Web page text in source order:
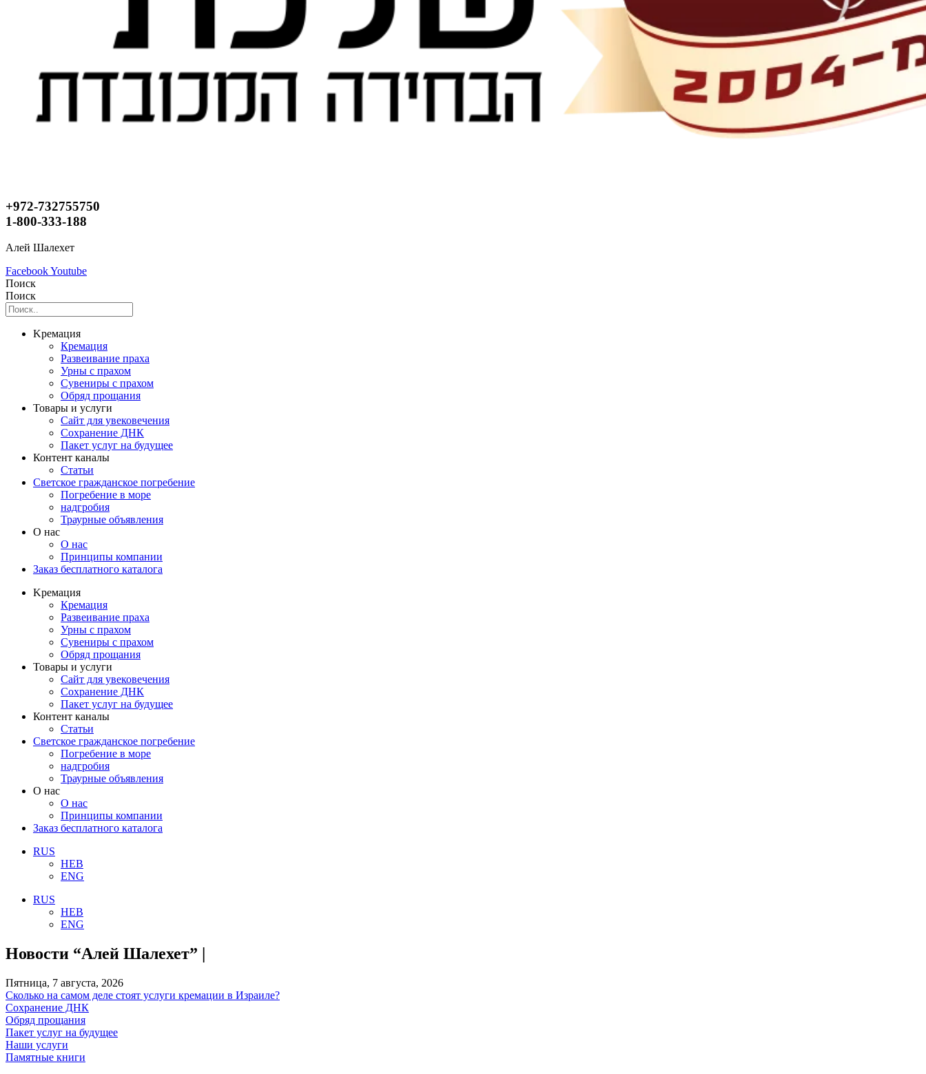
+972-732755750
1-800-333-188
Алей Шалехет
FacebookYoutube
Поиск
Поиск
Kремация
Кремация
Развеивание праха
Урны с прахом
Сувениры с прахом
Обряд прощания
Товары и услуги
Сайт для увековечения
Сохранение ДНК
Пакет услуг на будущее
Контент каналы
Статьи
Светское гражданское погребение
Погребение в море
надгробия
Траурные объявления
О нас
О нас
Принципы компании
Заказ бесплатного каталога
Kремация
Кремация
Развеивание праха
Урны с прахом
Сувениры с прахом
Обряд прощания
Товары и услуги
Сайт для увековечения
Сохранение ДНК
Пакет услуг на будущее
Контент каналы
Статьи
Светское гражданское погребение
Погребение в море
надгробия
Траурные объявления
О нас
О нас
Принципы компании
Заказ бесплатного каталога
RUS
HEB
ENG
RUS
HEB
ENG
Новости “Алей Шалехет” |
Пятница, 7 августа, 2026
Сколько на самом деле стоят услуги кремации в Израиле?
Сохранение ДНК
Обряд прощания
Пакет услуг на будущее
Наши услуги
Памятные книги